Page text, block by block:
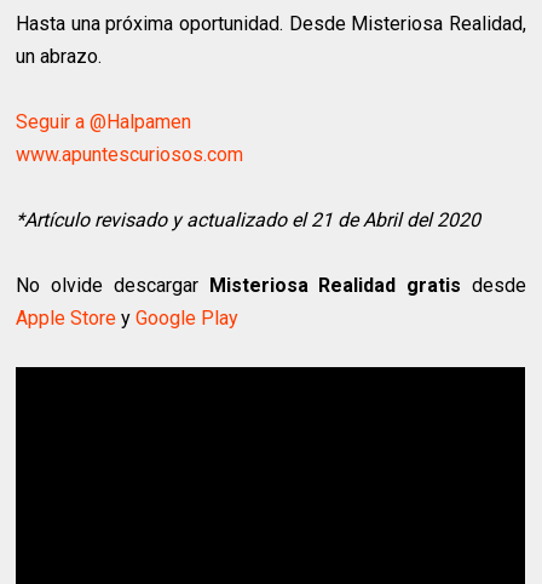
Hasta una próxima oportunidad. Desde Misteriosa Realidad,
un abrazo.
Seguir a @Halpamen
www.apuntescuriosos.com
*Artículo revisado y actualizado el 21 de Abril del 2020
No olvide descargar Misteriosa Realidad gratis desde
Apple Store yGoogle Play